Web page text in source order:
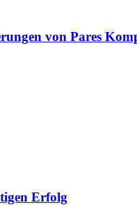
von Pares
Erfolg